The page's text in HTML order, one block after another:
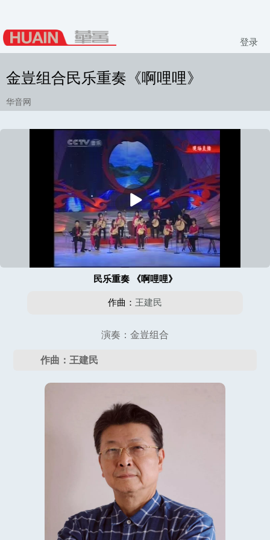
登录
金豈组合民乐重奏《啊哩哩》
华音网
播
放
民乐重奏 《啊哩哩》
作曲： 王建民
演奏：金豈组合
作曲：王建民